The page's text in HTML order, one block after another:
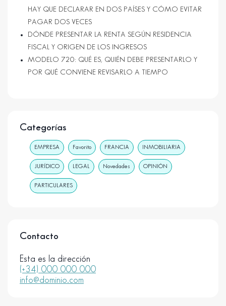
HAY QUE DECLARAR EN DOS PAÍSES Y CÓMO EVITAR
PAGAR DOS VECES
DÓNDE PRESENTAR LA RENTA SEGÚN RESIDENCIA
FISCAL Y ORIGEN DE LOS INGRESOS
MODELO 720: QUÉ ES, QUIÉN DEBE PRESENTARLO Y
POR QUÉ CONVIENE REVISARLO A TIEMPO
Categorías
EMPRESA Favorito FRANCIA INMOBILIARIA
JURÍDICO LEGAL Novedades OPINIÓN
PARTICULARES
Contacto
Esta es la dirección
(+34) 000 000 000
info@dominio.com